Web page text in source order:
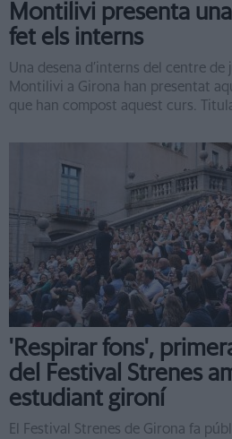
Montilivi presenta
fet els interns
Una desena d’interns del centre
Montilivi a Girona han presentat
que han compost aquest curs.
'Respirar fons',
del Festival Strenes
estudiant gironí
El Festival Strenes de Girona fa